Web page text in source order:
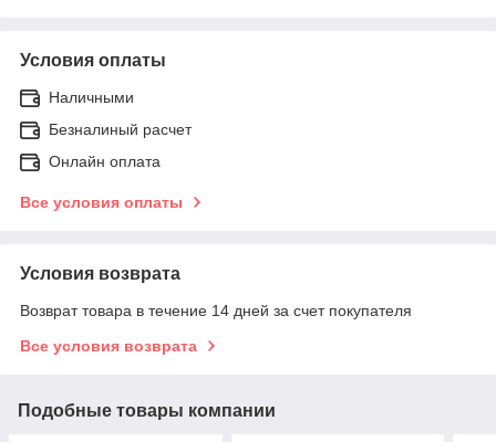
Условия оплаты
Наличными
Безналиный расчет
Онлайн оплата
Все условия оплаты
Условия возврата
Возврат товара в течение 14 дней за счет покупателя
Все условия возврата
Подобные товары компании